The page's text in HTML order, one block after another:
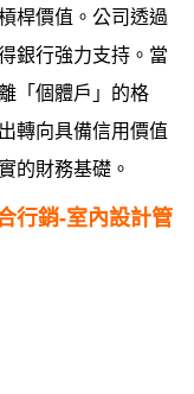
桿價值。公司透過
銀行強力支持。當
「個體戶」的格
轉向具備信用價值
的財務基礎。
行銷-室內設計管